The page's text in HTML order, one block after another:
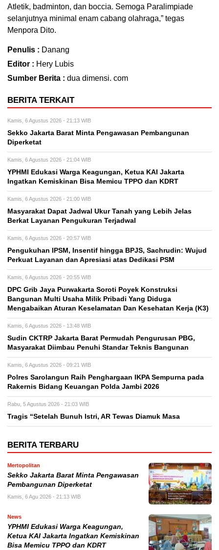
Atletik, badminton, dan boccia. Semoga Paralimpiade
selanjutnya minimal enam cabang olahraga,” tegas
Menpora Dito.
Penulis : Danang
Editor : Hery Lubis
Sumber Berita : dua dimensi. com
BERITA TERKAIT
Kamis, 6 Agustus 2026 - 21:13 WIB
Sekko Jakarta Barat Minta Pengawasan Pembangunan
Diperketat
Kamis, 6 Agustus 2026 - 21:04 WIB
YPHMI Edukasi Warga Keagungan, Ketua KAI Jakarta
Ingatkan Kemiskinan Bisa Memicu TPPO dan KDRT
Kamis, 6 Agustus 2026 - 21:00 WIB
Masyarakat Dapat Jadwal Ukur Tanah yang Lebih Jelas
Berkat Layanan Pengukuran Terjadwal
Kamis, 6 Agustus 2026 - 20:57 WIB
Pengukuhan IPSM, Insentif hingga BPJS, Sachrudin: Wujud
Perkuat Layanan dan Apresiasi atas Dedikasi PSM
Kamis, 6 Agustus 2026 - 20:55 WIB
DPC Grib Jaya Purwakarta Soroti Poyek Konstruksi
Bangunan Multi Usaha Milik Pribadi Yang Diduga
Mengabaikan Aturan Keselamatan Dan Kesehatan Kerja (K3)
Kamis, 6 Agustus 2026 - 13:48 WIB
Sudin CKTRP Jakarta Barat Permudah Pengurusan PBG,
Masyarakat Diimbau Penuhi Standar Teknis Bangunan
Kamis, 6 Agustus 2026 - 09:21 WIB
Polres Sarolangun Raih Penghargaan IKPA Sempurna pada
Rakernis Bidang Keuangan Polda Jambi 2026
Rabu, 5 Agustus 2026 - 21:03 WIB
Tragis “Setelah Bunuh Istri, AR Tewas Diamuk Masa
BERITA TERBARU
Mertopolitan
Sekko Jakarta Barat Minta Pengawasan
Pembangunan Diperketat
Kamis, 6 Agu 2026 - 21:13 WIB
News
YPHMI Edukasi Warga Keagungan,
Ketua KAI Jakarta Ingatkan Kemiskinan
Bisa Memicu TPPO dan KDRT